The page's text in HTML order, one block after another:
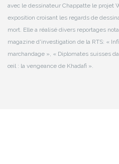
avec le dessinateur Chappatte le projet
exposition croisant les regards de
mort. Elle a réalisé divers reportages
magazine d'investigation de la RTS: «
marchandage », « Diplomates suisses
œil : la vengeance de Khadafi ».